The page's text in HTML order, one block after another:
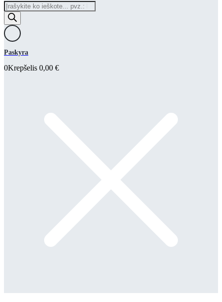
Products
search
Paskyra
0Krepšelis 0,00 €